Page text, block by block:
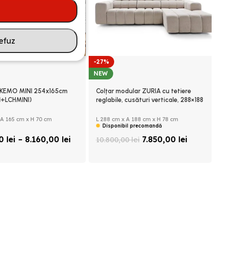
MINI 254x165cm
165 cm x H 70 cm
lei – 8.160,00 lei
-27%
NEW
Colțar modular ZURIA cu tetiere
reglabile, cusături verticale, 288×188
L 288 cm x A 188 cm x H 78 cm
Disponibil precomandă
10.800,00lei 7.850,00 lei